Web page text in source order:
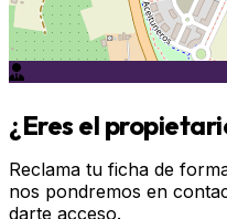
¿Eres el
Reclama tu ficha de
nos pondremos en
darte acceso.